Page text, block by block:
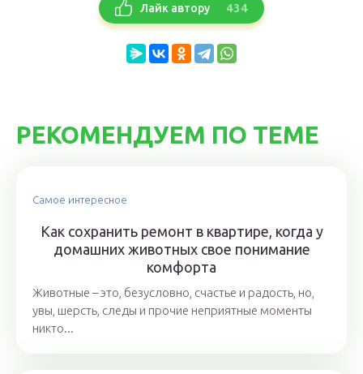
Лайк автору 434
РЕКОМЕНДУЕМ ПО ТЕМЕ
Самое интересное
Как сохранить ремонт в квартире, когда у
домашних животных свое понимание
комфорта
Животные – это, безусловно, счастье и радость, но,
увы, шерсть, следы и прочие неприятные моменты
никто...